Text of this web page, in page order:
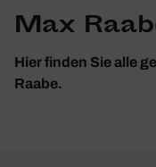
Max
Hier finden Sie alle
Raabe.